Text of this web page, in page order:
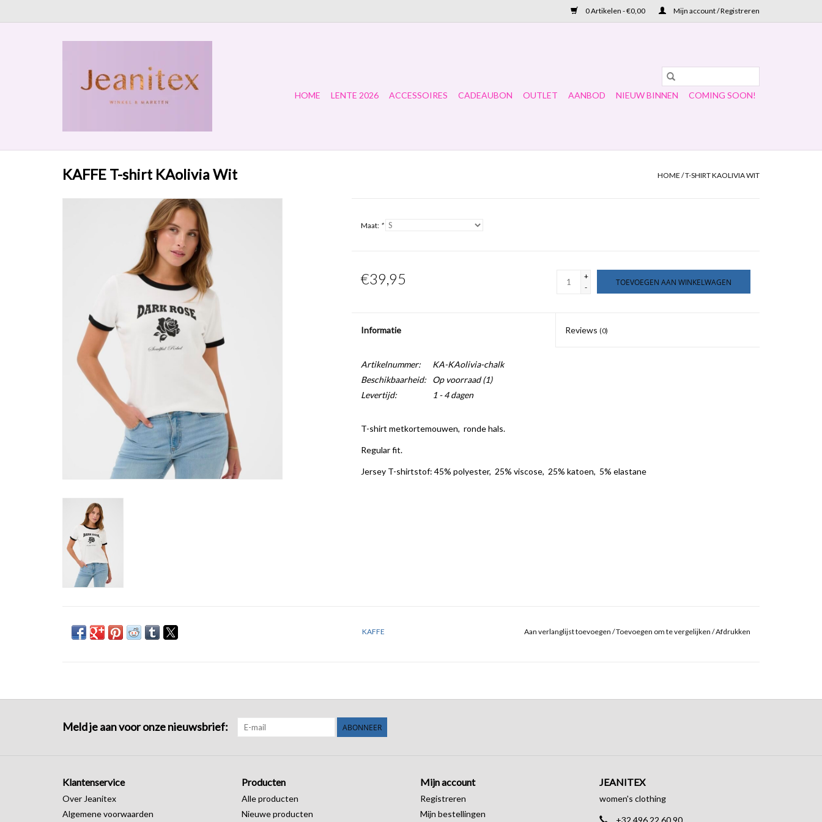
0 Artikelen - €0,00 Mijn account / Registreren
HOME LENTE 2026 ACCESSOIRES CADEAUBON OUTLET AANBOD NIEUW BINNEN COMING SOON!
KAFFE T-shirt KAolivia Wit HOME /T-SHIRT KAOLIVIA WIT
Maat: *
€39,95
+
-
TOEVOEGEN AAN WINKELWAGEN
Informatie Reviews (0)
Artikelnummer:
KA-KAolivia-chalk
Beschikbaarheid:
Op voorraad(1)
Levertijd:
1 - 4 dagen
T-shirt metkortemouwen, ronde hals.
Regular fit.
Jersey T-shirtstof: 45% polyester, 25% viscose, 25% katoen, 5% elastane
KAFFE Aan verlanglijst toevoegen /Toevoegen om te vergelijken /Afdrukken
Meld je aan voor onze nieuwsbrief: ABONNEER
Klantenservice
Over Jeanitex
Algemene voorwaarden
Producten
Alle producten
Nieuwe producten
Mijn account
Registreren
Mijn bestellingen
JEANITEX
women's clothing
+32 496 22 60 90